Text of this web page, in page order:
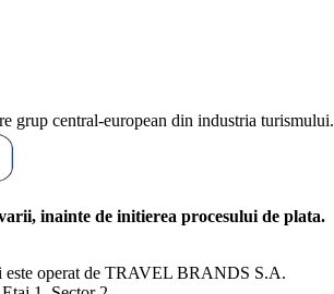
grup central-european din industria turismului.
inainte de initierea procesului de plata.
este operat de TRAVEL BRANDS S.A.